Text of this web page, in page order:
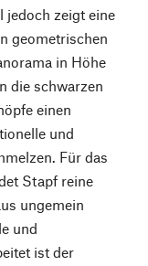
jedoch zeigt eine
geometrischen
in Höhe
die schwarzen
einen
und
Für das
Stapf reine
ungemein
und
ist der